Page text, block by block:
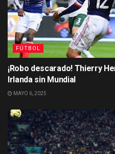
FÚTBOL
¡Robo descarado! Thierry
Irlanda sin Mundial
MAYO 6, 2025